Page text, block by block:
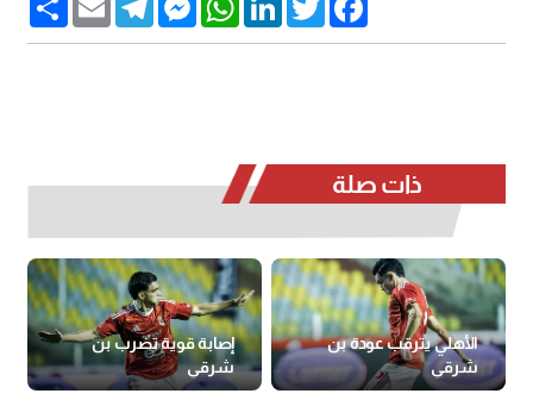
ذات صلة
الأهلي يترقب عودة بن
شرقي
إصابة قوية تضرب بن
شرقي